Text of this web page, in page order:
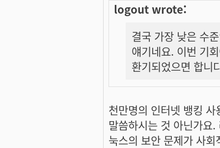
logout wrote:
결국 가장 낮은 수
얘기네요. 이번 기
환기되었으면 합니
천만명의 인터넷 뱅킹
말씀하시는 것 아닌가요
눅스의 보안 문제가 사